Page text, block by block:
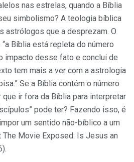
nas estrelas, quando a Bíblia
simbolismo? A teologia bíblica
astrólogos que a desprezam. O
Bíblia está repleta do número
impacto desse fato e conclui de
tem mais a ver com a astrologia
Se a Bíblia contém o número
ir fora da Bíblia para interpretar
pode ter? Fazendo isso, é
um sentido não-bíblico a um
Movie Exposed: Is Jesus an